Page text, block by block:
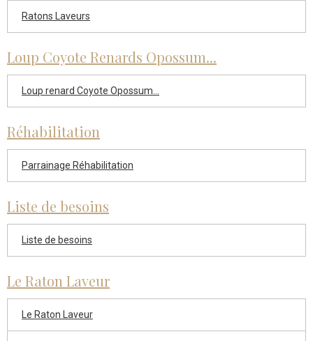
Ratons Laveurs
Loup Coyote Renards Opossum...
Loup renard Coyote Opossum...
Réhabilitation
Parrainage Réhabilitation
Liste de besoins
Liste de besoins
Le Raton Laveur
Le Raton Laveur